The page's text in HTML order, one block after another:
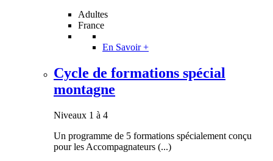
Adultes
France
En Savoir +
Cycle de formations spécial
montagne
Niveaux 1 à 4
Un programme de 5 formations spécialement conçu
pour les Accompagnateurs (...)